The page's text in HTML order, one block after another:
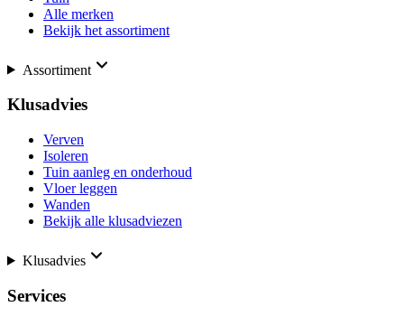
Alle merken
Bekijk het assortiment
Assortiment
Klusadvies
Verven
Isoleren
Tuin aanleg en onderhoud
Vloer leggen
Wanden
Bekijk alle klusadviezen
Klusadvies
Services